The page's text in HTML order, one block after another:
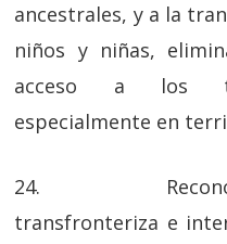
ancestrales, y a la
niños y niñas,
acceso a los
especialmente en
24.
transfronteriza e